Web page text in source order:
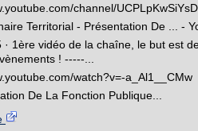
channel/
Territorial - Présentation De ... -
· 1ère vidéo de la chaîne, le but est
! -----...
watch?v=-a_Al1__CMw
De La Fonction Publique...